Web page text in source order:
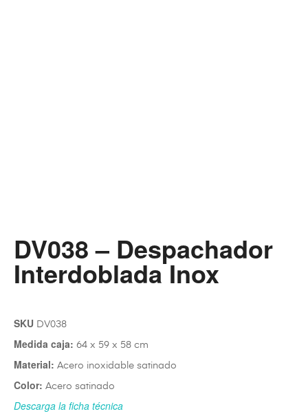
DV038 – Despachador
Interdoblada Inox
SKU DV038
Medida caja: 64 x 59 x 58 cm
Material: Acero inoxidable satinado
Color: Acero satinado
Descarga la ficha técnica